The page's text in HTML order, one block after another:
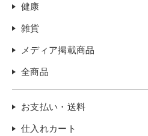
健康
雑貨
メディア掲載商品
全商品
お支払い・送料
仕入れカート